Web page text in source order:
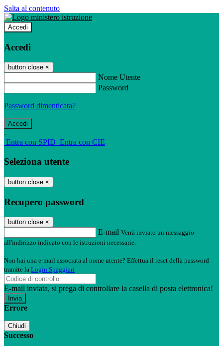
Salta al contenuto
Accedi
Accedi
button close ×
Nome Utente
Password
Password dimenticata?
-
Entra con SPID Entra con CIE
Seleziona utente
button close ×
Recupero password
button close ×
E-mail Verrà inviato un messaggio
all'indirizzo indicato con le istruzioni necessarie.
Non hai una e-mail associata al nome utente? Effettua il reset della password
tramite la Login Spaggiari
E-mail inviata, si prega di controllare la casella di posta elettronica!
Errore
Chiudi
Successo